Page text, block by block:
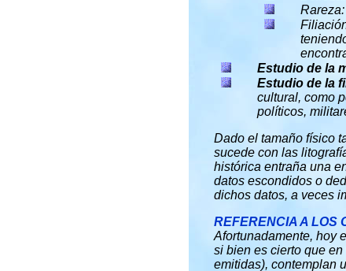
Estudio de la
Estudio de la
cultural, como
políticos,
Dado el tamaño físico
sucede con las
histórica entraña una
datos escondidos o
dichos datos, a veces
REFERENCIA A LOS
Afortunadamente, hoy
si bien es cierto que
emitidas), contemplan